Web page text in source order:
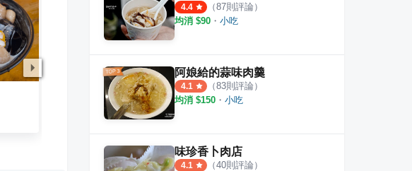
14則評論
宜蘭東門夜市
4.4 （87則評論）
均消 $90 ・ 小吃
阿娘給的蒜味肉羹
4.1 （83則評論）
均消 $150 ・ 小吃
味珍香卜肉店
4.1 （40則評論）